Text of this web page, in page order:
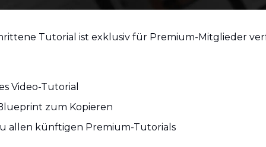
Tutorial ist exklusiv für Premium-Mitglieder
Video-Tutorial
zum Kopieren
allen künftigen Premium-Tutorials